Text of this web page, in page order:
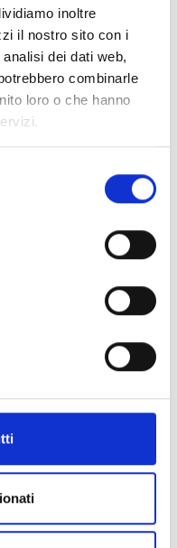
inoltre
il nostro sito con i
dei dati web,
combinarle
loro o che hanno